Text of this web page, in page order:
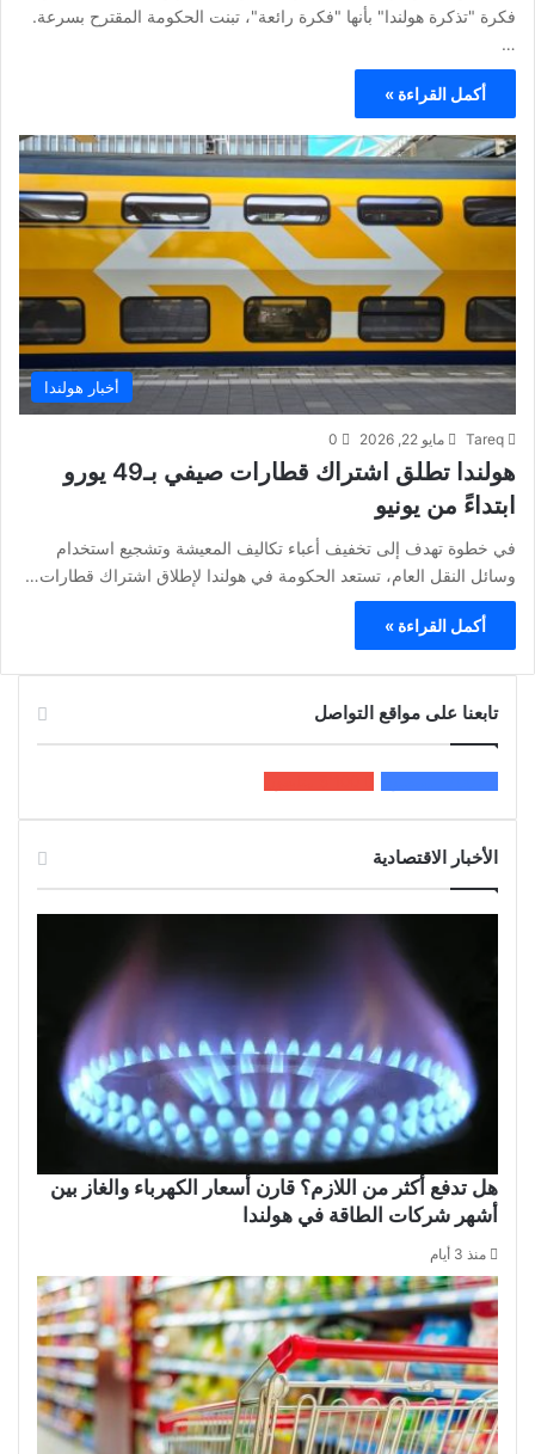
فكرة "تذكرة هولندا" بأنها "فكرة رائعة"، تبنت الحكومة المقترح بسرعة.
…
أكمل القراءة »
أخبار هولندا
Tareq مايو 22, 2026 0
هولندا تطلق اشتراك قطارات صيفي بـ49 يورو
ابتداءً من يونيو
في خطوة تهدف إلى تخفيف أعباء تكاليف المعيشة وتشجيع استخدام
وسائل النقل العام، تستعد الحكومة في هولندا لإطلاق اشتراك قطارات…
أكمل القراءة »
تابعنا على مواقع التواصل
الأخبار الاقتصادية
هل تدفع أكثر من اللازم؟ قارن أسعار الكهرباء والغاز بين
أشهر شركات الطاقة في هولندا
منذ 3 أيام